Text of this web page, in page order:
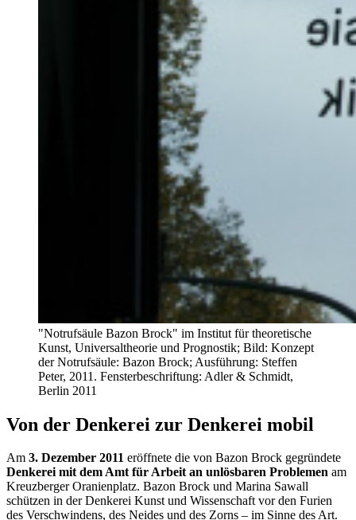
"Notrufsäule Bazon Brock" im Institut für theoretische
Kunst, Universaltheorie und Prognostik; Bild: Konzept
der Notrufsäule: Bazon Brock; Ausführung: Steffen
Peter, 2011. Fensterbeschriftung: Adler & Schmidt,
Berlin 2011
Von der Denkerei zur Denkerei mobil
Am 3. Dezember 2011 eröffnete die von Bazon Brock gegründete
Denkerei mit dem Amt für Arbeit an unlösbaren Problemen am
Kreuzberger Oranienplatz. Bazon Brock und Marina Sawall
schützen in der Denkerei Kunst und Wissenschaft vor den Furien
des Verschwindens, des Neides und des Zorns – im Sinne des Art.